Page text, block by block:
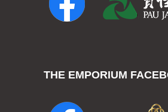
THE EMPORIUM